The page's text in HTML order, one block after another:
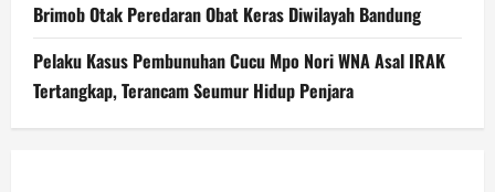
Brimob Otak Peredaran Obat Keras Diwilayah Bandung
Pelaku Kasus Pembunuhan Cucu Mpo Nori WNA Asal IRAK
Tertangkap, Terancam Seumur Hidup Penjara